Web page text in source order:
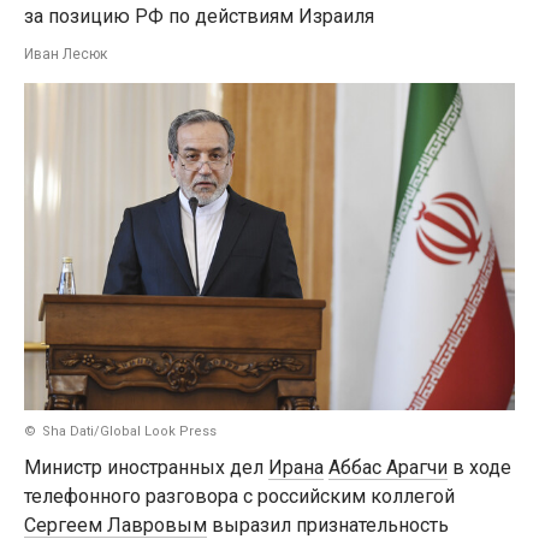
за позицию РФ по действиям Израиля
Иван Лесюк
Sha Dati/Global Look Press
Министр иностранных дел Ирана Аббас Арагчи в ходе
телефонного разговора с российским коллегой
Сергеем Лавровым выразил признательность